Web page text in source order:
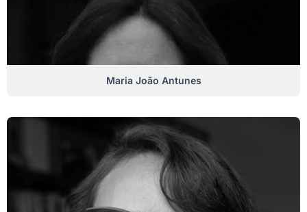
Maria João Antunes